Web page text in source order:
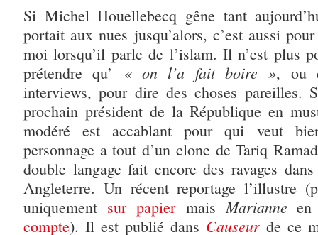
Si Michel Houellebecq gêne tant
portait aux nues jusqu’alors, c’est aussi
moi lorsqu’il parle de l’islam. Il n’est plus
prétendre qu’ « on l’a fait boire », ou
interviews, pour dire des choses pareilles.
prochain président de la République en
modéré est accablant pour qui veut
personnage a tout d’un clone de Tariq
double langage fait encore des ravages
Angleterre. Un récent reportage l’illustre
uniquement sur papiermaisMarianne
compte). Il est publié dans Causeur de ce